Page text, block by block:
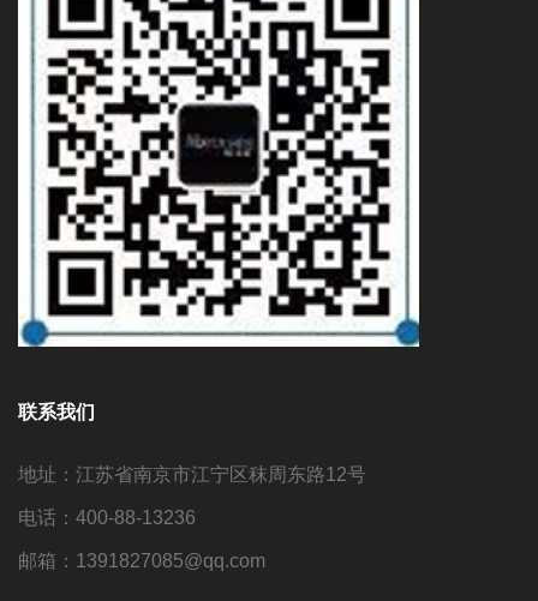
联系我们
地址：江苏省南京市江宁区秣周东路12号
电话：400-88-13236
邮箱：1391827085@qq.com